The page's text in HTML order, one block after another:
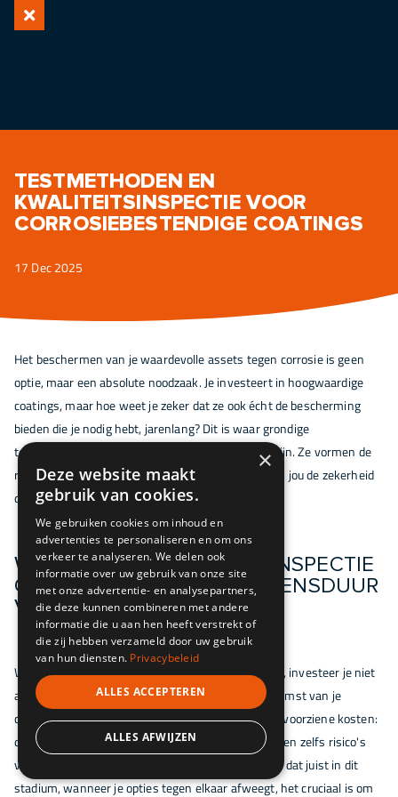
TESTMETHODEN EN
KWALITEITSINSPECTIE VOOR
CORROSIEBESTENDIGE COATINGS
17 Dec 2025
Het beschermen van je waardevolle assets tegen corrosie is geen
optie, maar een absolute noodzaak. Je investeert in hoogwaardige
coatings, maar hoe weet je zeker dat ze ook écht de bescherming
bieden die je nodig hebt, jarenlang? Dit is waar grondige
testmethoden en kwaliteitsinspectie onmisbaar zijn. Ze vormen de
ruggengraat van een duurzame oplossing en geven jou de zekerheid
die je zoekt in je evaluatieproces.
WAAROM EEN GRONDIGE INSPECTIE
CRUCIAAL IS VOOR DE LEVENSDUUR
VAN JE PROJECT
Wanneer je kiest voor corrosiebestendige coatings, investeer je niet
alleen in het materiaal zelf, maar vooral in de toekomst van je
constructie. Een coating die faalt, kan leiden tot onvoorziene kosten:
dure reparaties, stilstand van je bedrijfsprocessen en zelfs risico's
voor veiligheid en reputatie. Uit onze ervaring blijkt dat juist in dit
stadium, wanneer je opties tegen elkaar afweegt, het cruciaal is om
×
Deze website maakt
gebruik van cookies.
We gebruiken cookies om inhoud en
advertenties te personaliseren en om ons
verkeer te analyseren. We delen ook
informatie over uw gebruik van onze site
met onze advertentie- en analysepartners,
die deze kunnen combineren met andere
informatie die u aan hen heeft verstrekt of
die zij hebben verzameld door uw gebruik
van hun diensten. Privacybeleid
ALLES ACCEPTEREN
ALLES AFWIJZEN